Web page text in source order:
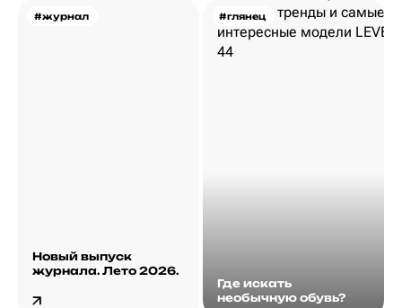
#журнал
Новый выпуск
журнала. Лето 2026.
#глянец
Где искать
необычную обувь?